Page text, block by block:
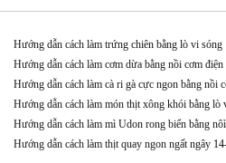
Hướng dẫn cách làm trứng chiên bằng lò vi sóng
Hướng dẫn cách làm cơm dừa bằng nồi cơm điện
Hướng dẫn cách làm cà ri gà cực ngon bằng nồi
Hướng dẫn cách làm món thịt xông khói bằng lò
Hướng dẫn cách làm mì Udon rong biển bằng
Hướng dẫn cách làm thịt quay ngon ngất ngây